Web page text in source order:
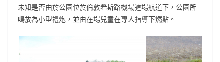
未知是否由於公園位於倫敦希斯路機場進場航道下，公園所
鳴放為小型禮炮，並由在場兒童在專人指導下燃點。